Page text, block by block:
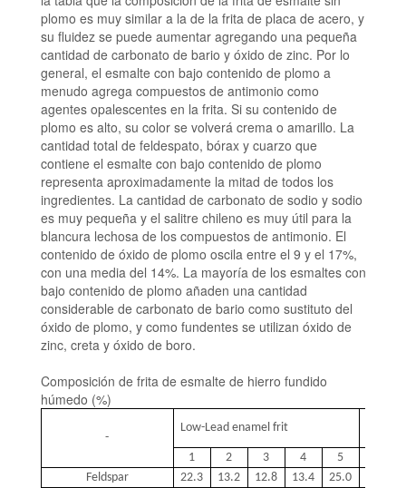
plomo es muy similar a la de la frita de placa de acero, y
su fluidez se puede aumentar agregando una pequeña
cantidad de carbonato de bario y óxido de zinc. Por lo
general, el esmalte con bajo contenido de plomo a
menudo agrega compuestos de antimonio como
agentes opalescentes en la frita. Si su contenido de
plomo es alto, su color se volverá crema o amarillo. La
cantidad total de feldespato, bórax y cuarzo que
contiene el esmalte con bajo contenido de plomo
representa aproximadamente la mitad de todos los
ingredientes. La cantidad de carbonato de sodio y sodio
es muy pequeña y el salitre chileno es muy útil para la
blancura lechosa de los compuestos de antimonio. El
contenido de óxido de plomo oscila entre el 9 y el 17%,
con una media del 14%. La mayoría de los esmaltes con
bajo contenido de plomo añaden una cantidad
considerable de carbonato de bario como sustituto del
óxido de plomo, y como fundentes se utilizan óxido de
zinc, creta y óxido de boro.
Composición de frita de esmalte de hierro fundido
húmedo (%)
-
Low-Lead enamel frit
1
2 3 4 5
Feldspar
22.3 13.2 12.8 13.4 25.0